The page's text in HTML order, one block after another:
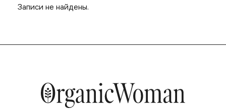
Записи не найдены.